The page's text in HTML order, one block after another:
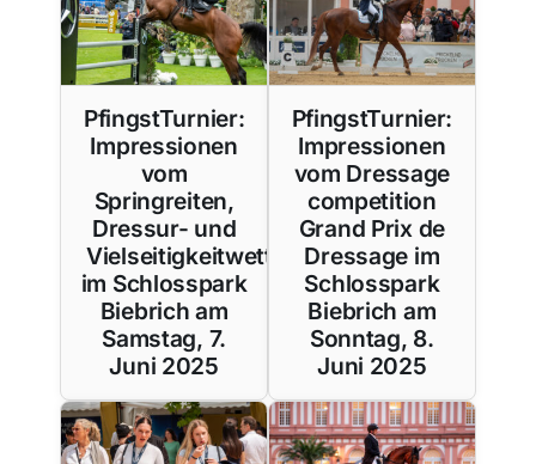
PfingstTurnier:
Impressionen
vom
Springreiten,
Dressur- und
Vielseitigkeitwettbewerb
im Schlosspark
Biebrich am
Samstag, 7.
Juni 2025
PfingstTurnier:
Impressionen
vom Dressage
competition
Grand Prix de
Dressage im
Schlosspark
Biebrich am
Sonntag, 8.
Juni 2025